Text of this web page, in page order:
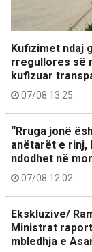
Kufizimet ndaj
rregullores së
kufizuar
07/08 13:25
“Rruga jonë
anëtarët e rinj,
ndodhet në
07/08 12:02
Ekskluzive/
Ministrat
mbledhja e